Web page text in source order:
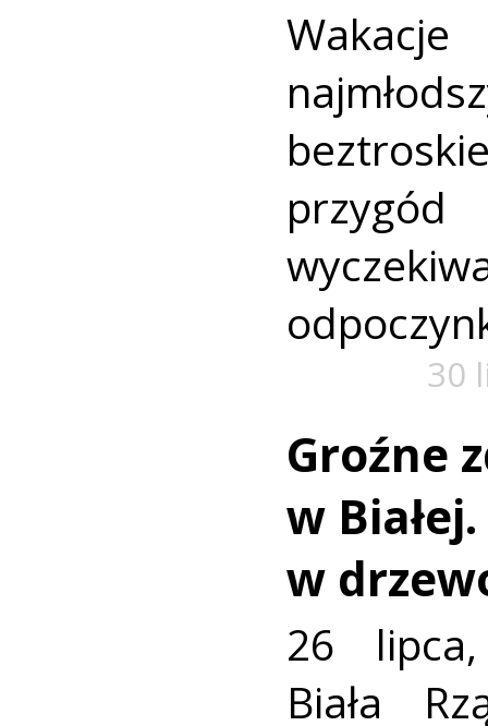
30
Groźne
w
w
26
Biała